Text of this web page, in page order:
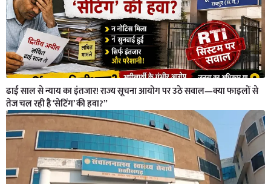
ढाई साल से न्याय का इंतजार! राज्य सूचना आयोग पर उठे सवाल—क्या फाइलों से
तेज चल रही है ‘सेटिंग’ की हवा?”